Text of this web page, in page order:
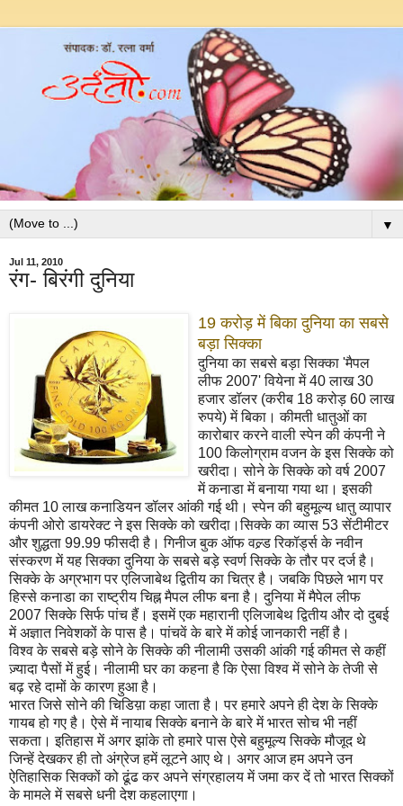
▼
Jul 11, 2010
रंग- बिरंगी दुनिया
19 करोड़ में बिका दुनिया का सबसे
बड़ा सिक्का
दुनिया का सबसे बड़ा सिक्का 'मैपल
लीफ 2007' वियेना में 40 लाख 30
हजार डॉलर (करीब 18 करोड़ 60 लाख
रुपये) में बिका। कीमती धातुओं का
कारोबार करने वाली स्पेन की कंपनी ने
100 किलोग्राम वजन के इस सिक्के को
खरीदा। सोने के सिक्के को वर्ष 2007
में कनाडा में बनाया गया था। इसकी
कीमत 10 लाख कनाडियन डॉलर आंकी गई थी। स्पेन की बहुमूल्य धातु व्यापार
कंपनी ओरो डायरेक्ट ने इस सिक्के को खरीदा।सिक्के का व्यास 53 सेंटीमीटर
और शुद्धता 99.99 फीसदी है। गिनीज बुक ऑफ वल्र्ड रिकॉर्ड्स के नवीन
संस्करण में यह सिक्का दुनिया के सबसे बड़े स्वर्ण सिक्के के तौर पर दर्ज है।
सिक्के के अग्रभाग पर एलिजाबेथ द्वितीय का चित्र है। जबकि पिछले भाग पर
हिस्से कनाडा का राष्ट्रीय चिह्न मैपल लीफ बना है। दुनिया में मैपेल लीफ
2007 सिक्के सिर्फ पांच हैं। इसमें एक महारानी एलिजाबेथ द्वितीय और दो दुबई
में अज्ञात निवेशकों के पास है। पांचवें के बारे में कोई जानकारी नहीं है।
विश्व के सबसे बड़े सोने के सिक्के की नीलामी उसकी आंकी गई कीमत से कहीं
ज़्यादा पैसों में हुई। नीलामी घर का कहना है कि ऐसा विश्व में सोने के तेजी से
बढ़ रहे दामों के कारण हुआ है।
भारत जिसे सोने की चिडिय़ा कहा जाता है। पर हमारे अपने ही देश के सिक्के
गायब हो गए है। ऐसे में नायाब सिक्के बनाने के बारे में भारत सोच भी नहीं
सकता। इतिहास में अगर झांके तो हमारे पास ऐसे बहुमूल्य सिक्के मौजूद थे
जिन्हें देखकर ही तो अंग्रेज हमें लूटने आए थे। अगर आज हम अपने उन
ऐतिहासिक सिक्कों को ढूंढ कर अपने संग्रहालय में जमा कर दें तो भारत सिक्कों
के मामले में सबसे धनी देश कहलाएगा।